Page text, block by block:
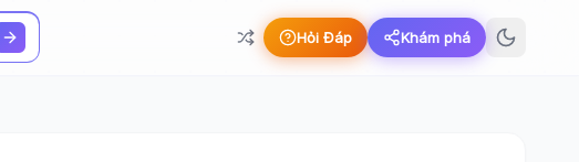
Hỏi Đáp Khám phá